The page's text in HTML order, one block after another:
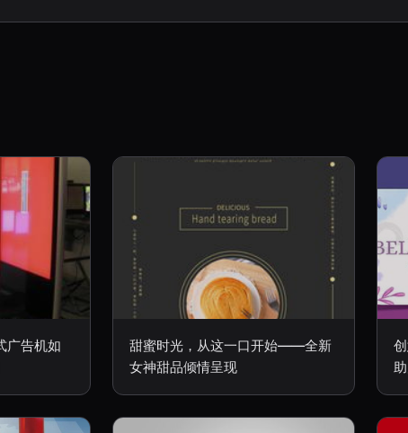
广告机如
甜蜜时光，从这一口开始——全新
女神甜品倾情呈现